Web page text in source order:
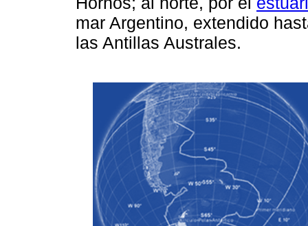
mar Argentino, extendido
las Antillas Australes.